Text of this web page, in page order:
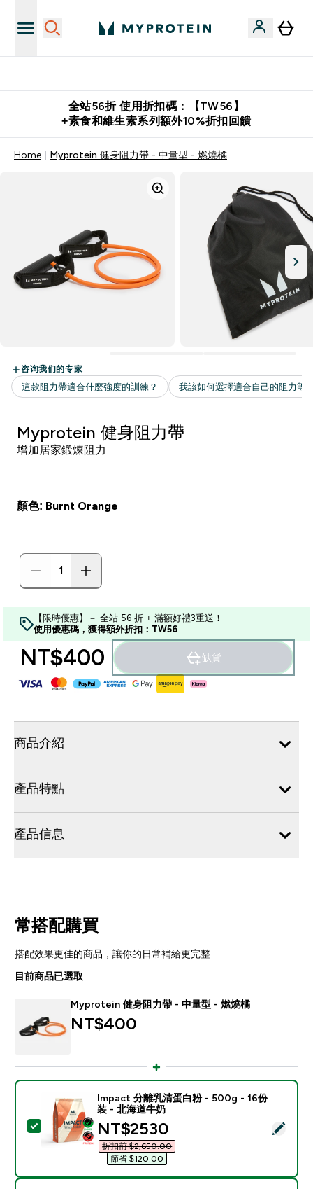
全站56折 使用折扣碼：【TW56】
+素食和維生素系列額外10%折扣回饋
Home Myprotein 健身阻力帶 - 中量型 - 燃燒橘
Myprotein 健身阻力帶
增加居家鍛煉阻力
顏色: Burnt Orange
【限時優惠】－ 全站 56 折 + 滿額好禮3重送！
使用優惠碼，獲得額外折扣：TW56
NT$400‎ 缺貨
商品介紹
產品特點
產品信息
常搭配購買
搭配效果更佳的商品，讓你的日常補給更完整
目前商品已選取
Myprotein 健身阻力帶 - 中量型 - 燃燒橘
NT$400‎
選取此商品 - Impact 分離乳清蛋白粉 - 500g - 16份装
Impact 分離乳清蛋白粉 - 500g - 16份
装 - 北海道牛奶
discounted price
NT$2530‎
折扣前 $2,650.00‎
節省 $120.00‎